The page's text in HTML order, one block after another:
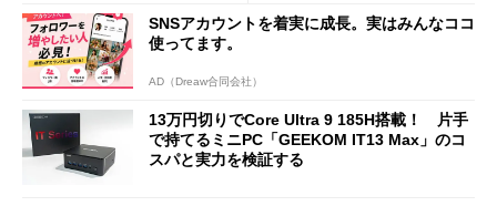
SNSアカウントを着実に成長。実はみんなココ
使ってます。
AD（Dreaw合同会社）
13万円切りでCore Ultra 9 185H搭載！ 片手
で持てるミニPC「GEEKOM IT13 Max」のコ
スパと実力を検証する